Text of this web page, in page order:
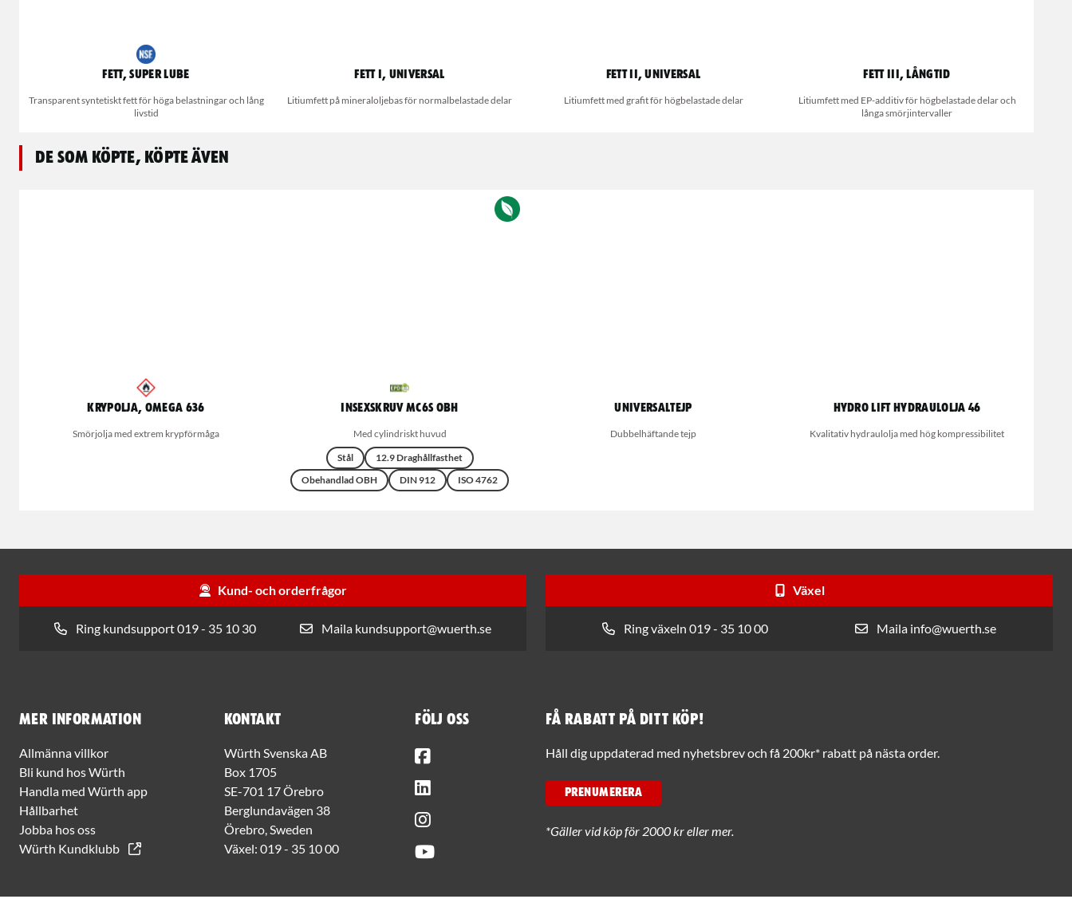
Fett, Super Lube
Transparent syntetiskt fett för höga belastningar och lång
livstid
Fett I, universal
Litiumfett på mineraloljebas för normalbelastade delar
Fett II, universal
Litiumfett med grafit för högbelastade delar
Fett III, långtid
Litiumfett med EP-additiv för högbelastade delar och
långa smörjintervaller
De som köpte, köpte även
Krypolja, Omega 636
Smörjolja med extrem krypförmåga
Insexskruv MC6S OBH
Med cylindriskt huvud
Stål
12.9 Draghållfasthet
Obehandlad OBH
DIN 912 ISO 4762
Universaltejp
Dubbelhäftande tejp
Hydro Lift Hydraulolja 46
Kvalitativ hydraulolja med hög kompressibilitet
Kund- och orderfrågor
Ring kundsupport 019 - 35 10 30 Maila kundsupport@wuerth.se
Växel
Ring växeln 019 - 35 10 00 Maila info@wuerth.se
Mer information
Allmänna villkor
Bli kund hos Würth
Handla med Würth app
Hållbarhet
Jobba hos oss
Würth Kundklubb
Kontakt
Würth Svenska AB
Box 1705
SE-701 17 Örebro
Berglundavägen 38
Örebro, Sweden
Växel: 019 - 35 10 00
Följ oss Få rabatt på ditt köp!
Håll dig uppdaterad med nyhetsbrev och få 200kr* rabatt på nästa order.
PRENUMERERA
*Gäller vid köp för 2000 kr eller mer.